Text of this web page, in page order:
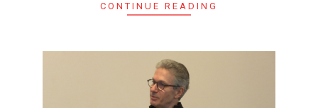
CONTINUE READING